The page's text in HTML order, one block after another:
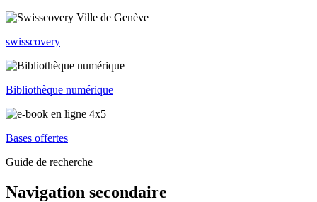
swisscovery
Bibliothèque numérique
Bases offertes
Guide de recherche
Navigation secondaire